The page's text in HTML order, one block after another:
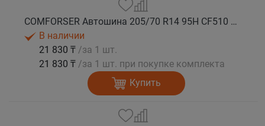
COMFORSER Автошина 205/70 R14 95H CF510 лето
В наличии
21 830 ₸ /за 1 шт.
21 830 ₸ /за 1 шт. при покупке комплекта
Купить